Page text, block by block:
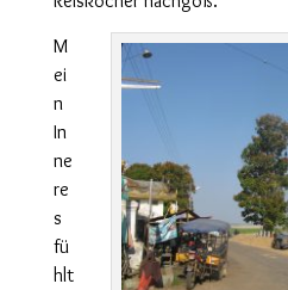
M
ei
n
In
ne
re
s
fü
hlt